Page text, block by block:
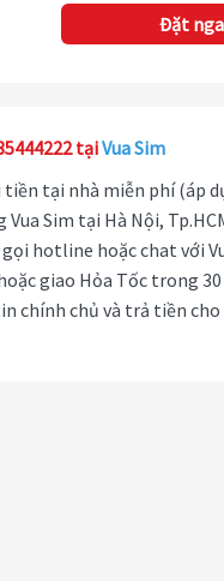
Đặt
tạiVua Sim
tiền tại nhà miễn phí (áp
Vua Sim tại Hà Nội,
hotline hoặc chat với
giao Hỏa Tốc trong
chủ và trả tiền cho